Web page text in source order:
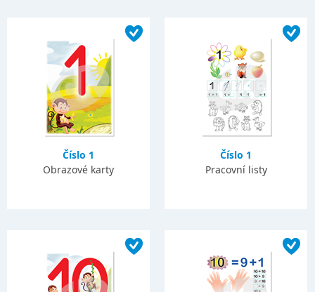
Číslo 1
Obrazové karty
Číslo 1
Pracovní listy